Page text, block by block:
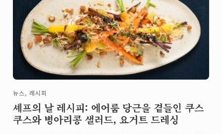
뉴스, 레시피
셰프의 날 레시피: 에어룸 당근을 곁들인 쿠스
쿠스와 병아리콩 샐러드, 요거트 드레싱